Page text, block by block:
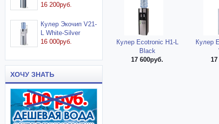
16 200руб.
Кулер Экочип V21-
L White-Silver
16 000руб.
ХОЧУ ЗНАТЬ
Кулер Ecotronic H1-L
Black
17 600руб.
Кулер
17